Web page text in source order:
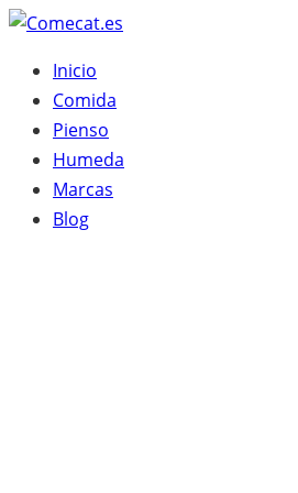
Inicio
Comida
Pienso
Humeda
Marcas
Blog